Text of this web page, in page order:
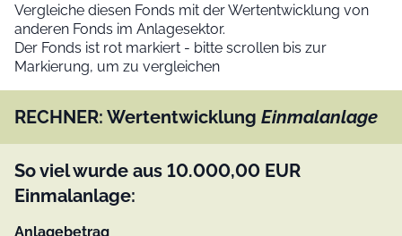
Vergleiche diesen Fonds mit der Wertentwicklung von
anderen Fonds im Anlagesektor.
Der Fonds ist rot markiert - bitte scrollen bis zur
Markierung, um zu vergleichen
RECHNER: Wertentwicklung Einmalanlage
So viel wurde aus 10.000,00 EUR
Einmalanlage:
Anlagebetrag